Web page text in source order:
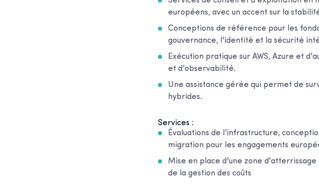
européens, avec un accent sur la
Conceptions de référence pour les
gouvernance, l'identité et la sécurité
Exécution pratique sur AWS, Azure et
et d'observabilité.
Une assistance gérée qui permet de
hybrides.
Services :
Évaluations de l'infrastructure,
migration pour les engagements
Mise en place d'une zone
de la gestion des coûts